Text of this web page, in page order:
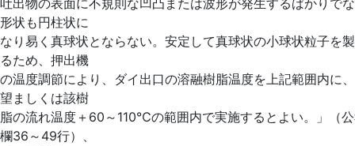
吐出物の表面に不規則な凹凸または波形が発生するばかりで
形状も円柱状に
なり易く真球状とならない。安定して真球状の小球状粒子を
るため、押出機
の温度調節により、ダイ出口の溶融樹脂温度を上記範囲内に
望ましくは該樹
脂の流れ温度＋60～110℃の範囲内で実施するとよい。」（
欄36～49行）、